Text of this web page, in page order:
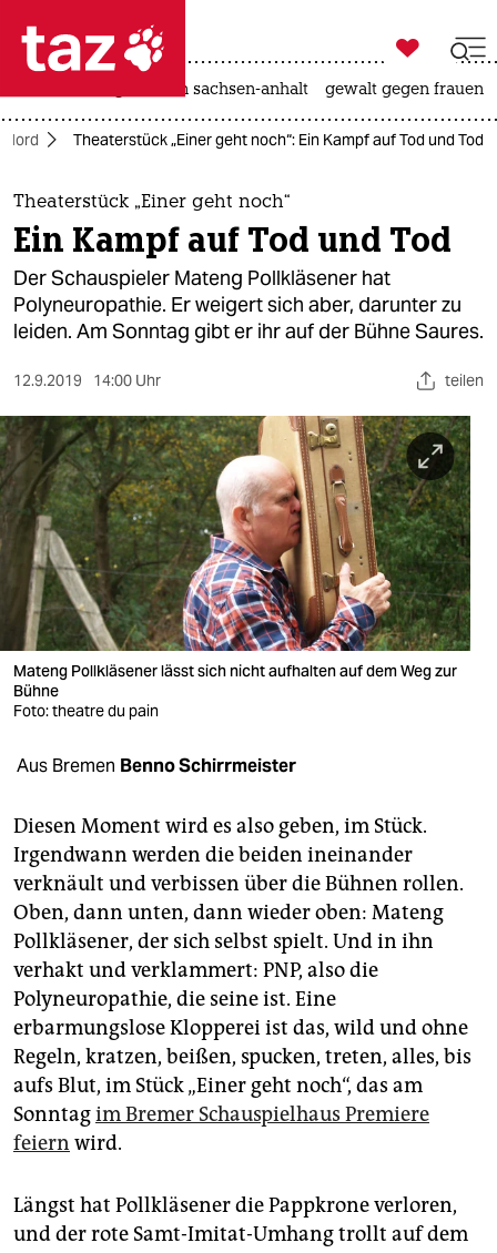
 taz zahl ich
taz zahl ich
themen
politik
öko
sport
berlin
nord
wahrheit
verlag
verlag
shop
fragen & hilfe
unterstützen
abo
genossenschaft
epaper login

taz zahl ich
landtagswahl in sachsen-anhalt gewalt gegen frauen
Nord Theaterstück „Einer geht noch“: Ein Kampf auf Tod und Tod
Theaterstück „Einer geht noch“
Ein Kampf auf Tod und Tod
Der Schauspieler Mateng Pollkläsener hat
Polyneuropathie. Er weigert sich aber, darunter zu
leiden. Am Sonntag gibt er ihr auf der Bühne Saures.
12.9.2019 14:00 Uhr teilen
Mateng Pollkläsener lässt sich nicht aufhalten auf dem Weg zur
Bühne
Foto: theatre du pain
Aus Bremen Benno Schirrmeister
Diesen Moment wird es also geben, im Stück.
Irgendwann werden die beiden ineinander
verknäult und verbissen über die Bühnen rollen.
Oben, dann unten, dann wieder oben: Mateng
Pollkläsener, der sich selbst spielt. Und in ihn
verhakt und verklammert: PNP, also die
Polyneuropathie, die seine ist. Eine
erbarmungslose Klopperei ist das, wild und ohne
Regeln, kratzen, beißen, spucken, treten, alles, bis
aufs Blut, im Stück „Einer geht noch“, das am
Sonntagim Bremer Schauspielhaus Premiere
feiern wird.
Längst hat Pollkläsener die Papp­krone verloren,
und der rote Samt-Imitat-Umhang trollt auf dem